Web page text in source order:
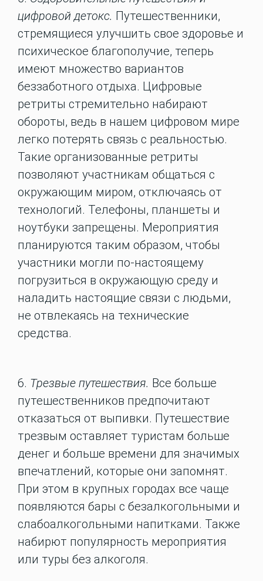
цифровой детокс. Путешественники,
стремящиеся улучшить свое здоровье и
психическое благополучие, теперь
имеют множество вариантов
беззаботного отдыха. Цифровые
ретриты стремительно набирают
обороты, ведь в нашем цифровом мире
легко потерять связь с реальностью.
Такие организованные ретриты
позволяют участникам общаться с
окружающим миром, отключаясь от
технологий. Телефоны, планшеты и
ноутбуки запрещены. Мероприятия
планируются таким образом, чтобы
участники могли по-настоящему
погрузиться в окружающую среду и
наладить настоящие связи с людьми,
не отвлекаясь на технические
средства.
6. Трезвые путешествия. Все больше
путешественников предпочитают
отказаться от выпивки. Путешествие
трезвым оставляет туристам больше
денег и больше времени для значимых
впечатлений, которые они запомнят.
При этом в крупных городах все чаще
появляются бары с безалкогольными и
слабоалкогольными напитками. Также
набирют популярность мероприятия
или туры без алкоголя.